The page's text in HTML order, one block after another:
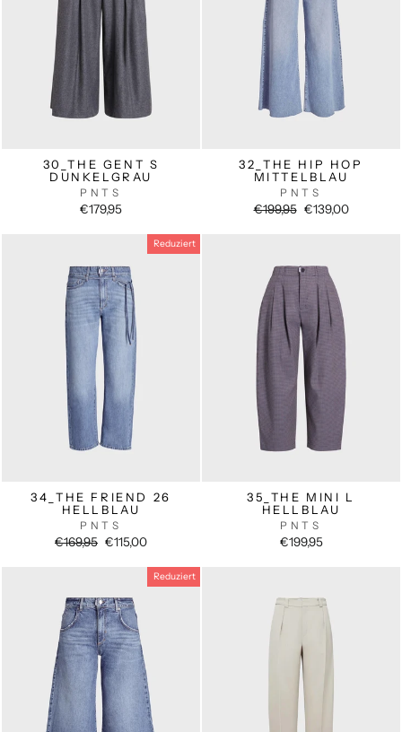
30_THE GENT S
DUNKELGRAU
PNTS
€179,95
32_THE HIP HOP
MITTELBLAU
PNTS
Normaler
€199,95 Sonderpreis
€139,00
Reduziert
34_THE FRIEND 26
HELLBLAU
PNTS
Normaler
€169,95 Sonderpreis
€115,00
35_THE MINI L
HELLBLAU
PNTS
€199,95
Reduziert